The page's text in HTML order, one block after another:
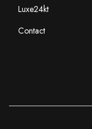
Luxe24kt
Contact